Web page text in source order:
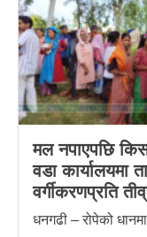
मल नपाएपछि
वडा कार्यालयमा
वर्गीकरणप्रति
धनगढी – रोपेको